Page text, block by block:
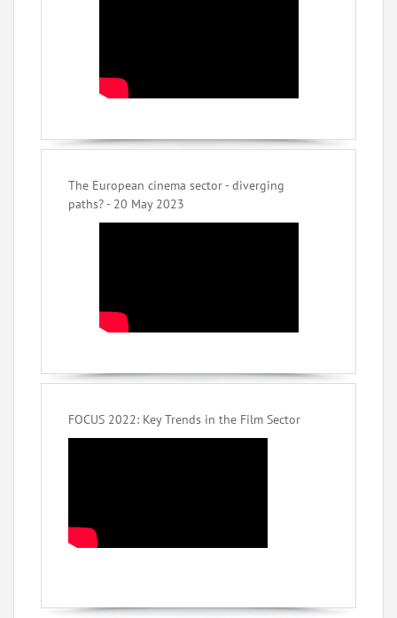
The European cinema sector - diverging
paths? - 20 May 2023
FOCUS 2022: Key Trends in the Film Sector